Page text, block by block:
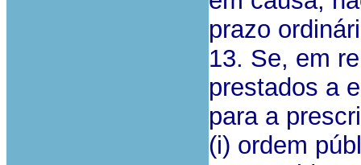
prazo
13. Se, em
prestados a
para a
(i) ordem